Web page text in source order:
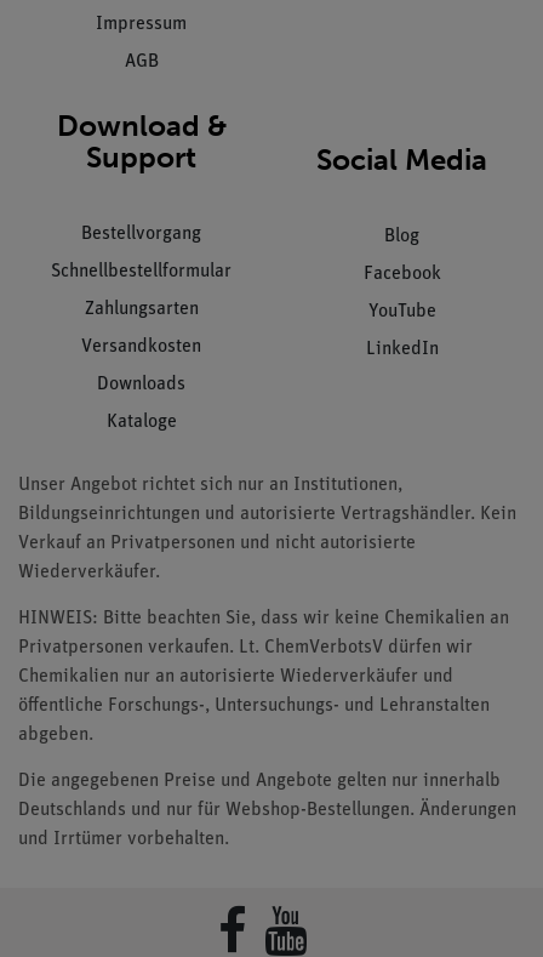
Impressum
AGB
Download &
Support
Bestellvorgang
Schnellbestellformular
Zahlungsarten
Versandkosten
Downloads
Kataloge
Social Media
Blog
Facebook
YouTube
LinkedIn
Unser Angebot richtet sich nur an Institutionen,
Bildungseinrichtungen und autorisierte Vertragshändler. Kein
Verkauf an Privatpersonen und nicht autorisierte
Wiederverkäufer.
HINWEIS: Bitte beachten Sie, dass wir keine Chemikalien an
Privatpersonen verkaufen. Lt. ChemVerbotsV dürfen wir
Chemikalien nur an autorisierte Wiederverkäufer und
öffentliche Forschungs-, Untersuchungs- und Lehranstalten
abgeben.
Die angegebenen Preise und Angebote gelten nur innerhalb
Deutschlands und nur für Webshop-Bestellungen. Änderungen
und Irrtümer vorbehalten.